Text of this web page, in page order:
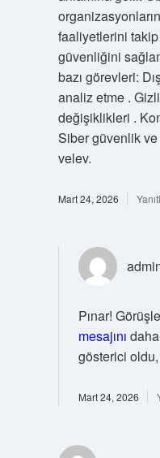
faaliyetlerini
güvenliğini
bazı görevleri:
analiz etme .
değişiklikleri .
Siber güvenlik
velev.
Mart 24, 2026
Pınar!
mesajını
gösterici oldu,
Mart 24, 2026